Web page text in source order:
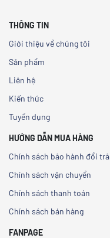
THÔNG TIN
Giới thiệu về chúng tôi
Sản phẩm
Liên hệ
Kiến thức
Tuyển dụng
HƯỚNG DẪN MUA HÀNG
Chính sách bảo hành đổi trả
Chính sách vận chuyển
Chính sách thanh toán
Chính sách bán hàng
FANPAGE